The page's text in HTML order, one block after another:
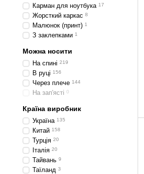
Карман для ноутбука 17
Жорсткий каркас 8
Малюнок (принт) 1
З заклепками 1
Можна носити
На спині 219
В руці 156
Через плече 144
На зап'ясті 0
Країна виробник
Україна 135
Китай 158
Турція 20
Італія 20
Тайвань 9
Таїланд 3